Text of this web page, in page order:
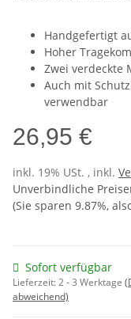
Handgefertigt
Hoher
Zwei verdeckte
Auch mit
verwendbar
26,95 €
inkl. 19% USt. , inkl.
Unverbindliche
(Sie sparen 9.87%,
Sofort verfügbar
Lieferzeit:2 - 3 Werktage
abweichend)